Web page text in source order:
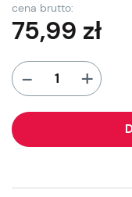
cena brutto:
75,99 zł
- +